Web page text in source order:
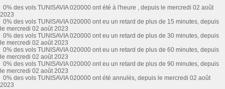
0% des vols TUNISAVIA 020000 ont été à l'heure , depuis le mercredi 02 août
2023
0% des vols TUNISAVIA 020000 ont eu un retard de plus de 15 minutes, depuis
le mercredi 02 août 2023
0% des vols TUNISAVIA 020000 ont eu un retard de plus de 30 minutes, depuis
le mercredi 02 août 2023
0% des vols TUNISAVIA 020000 ont eu un retard de plus de 60 minutes, depuis
le mercredi 02 août 2023
0% des vols TUNISAVIA 020000 ont eu un retard de plus de 90 minutes, depuis
le mercredi 02 août 2023
0% des vols TUNISAVIA 020000 ont été annulés, depuis le mercredi 02 août
2023